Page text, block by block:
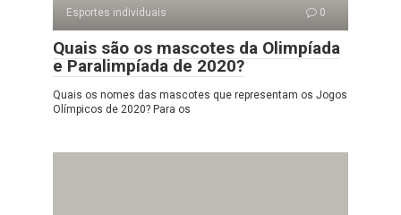
Esportes individuais 0
Quais são os mascotes da Olimpíada
e Paralimpíada de 2020?
Quais os nomes das mascotes que representam os Jogos
Olímpicos de 2020? Para os